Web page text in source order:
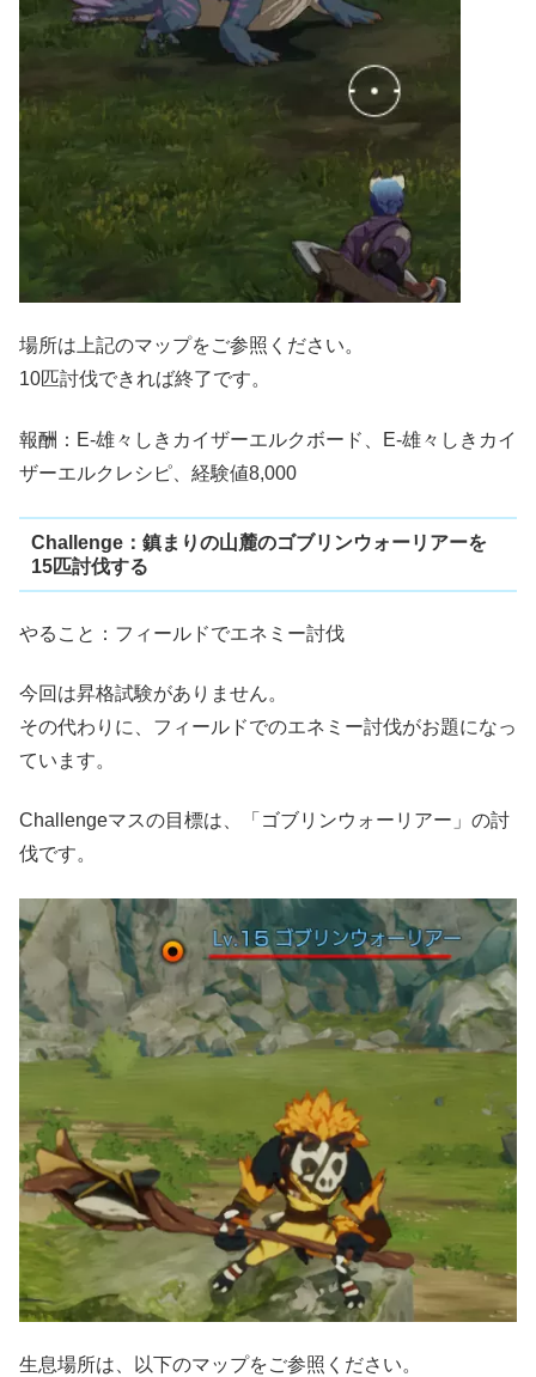
場所は上記のマップをご参照ください。
10匹討伐できれば終了です。
報酬：E-雄々しきカイザーエルクボード、E-雄々しきカイ
ザーエルクレシピ、経験値8,000
Challenge：鎮まりの山麓のゴブリンウォーリアーを
15匹討伐する
やること：フィールドでエネミー討伐
今回は昇格試験がありません。
その代わりに、フィールドでのエネミー討伐がお題になっ
ています。
Challengeマスの目標は、「ゴブリンウォーリアー」の討
伐です。
生息場所は、以下のマップをご参照ください。